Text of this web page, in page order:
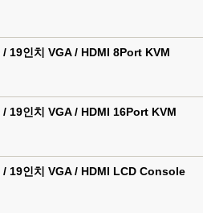
19인치 VGA / HDMI 8Port KVM
19인치 VGA / HDMI 16Port KVM
/ 19인치 VGA / HDMI LCD Console